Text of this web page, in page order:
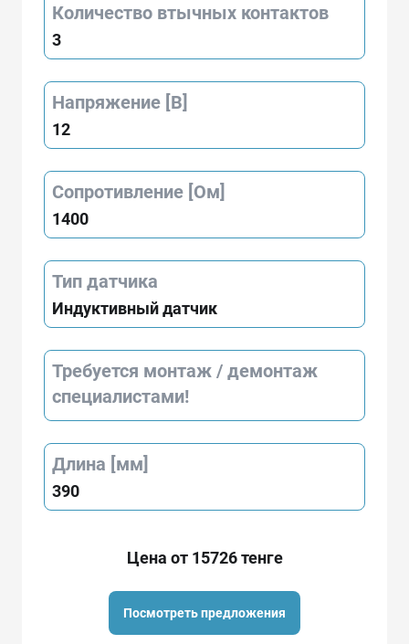
Количество втычных контактов
3
Напряжение [В]
12
Сопротивление [Ом]
1400
Тип датчика
Индуктивный датчик
Требуется монтаж / демонтаж
специалистами!
Длина [мм]
390
Цена от 15726 тенге
Посмотреть предложения